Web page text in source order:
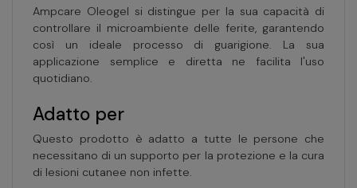
Ampcare Oleogel si distingue per la sua capacità di
controllare il microambiente delle ferite, garantendo
così un ideale processo di guarigione. La sua
applicazione semplice e diretta ne facilita l'uso
quotidiano.
Adatto per
Questo prodotto è adatto a tutte le persone che
necessitano di un supporto per la protezione e la cura
di lesioni cutanee non infette.